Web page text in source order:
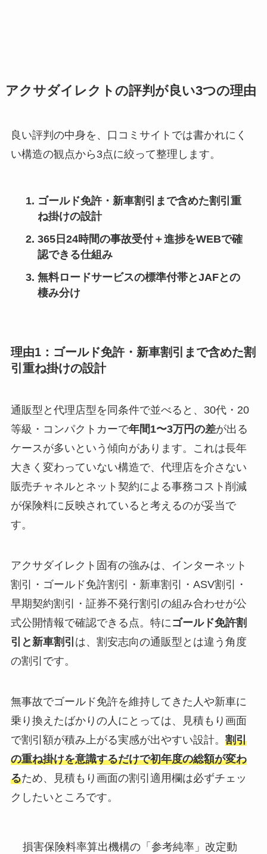
アクサダイレクトの評判が良い3つの理由
良い評判の中身を、口コミサイトでは書かれにく
い構造の観点から3点に絞って整理します。
ゴールド免許・新車割引まで含めた割引重
ね掛けの設計
365日24時間の事故受付＋進捗をWEBで確
認できる仕組み
無料ロードサービスの標準付帯とJAFとの
棲み分け
理由1：ゴールド免許・新車割引まで含めた割
引重ね掛けの設計
通販型と代理店型を同条件で並べると、30代・20
等級・コンパクトカーで年間1〜3万円の差が出る
ケースが多いという傾向があります。これは長年
大きく変わっていない構造で、代理店を介さない
販売チャネルとネット契約による事務コスト削減
が保険料に反映されていると考えるのが妥当で
す。
アクサダイレクト固有の強みは、インターネット
割引・ゴールド免許割引・新車割引・ASV割引・
早期契約割引・証券不発行割引の組み合わせが公
式公開情報で確認できる点。特に ゴールド免許割
引と新車割引 は、割安志向の通販型とは違う角度
の割引です。
無事故でゴールド免許を維持してきた人や新車に
乗り換えたばかりの人にとっては、見積もり画面
で割引額が積み上がる実感が出やすい設計。 割引
の重ね掛けを意識するだけで初年度の総額が変わ
るため、見積もり画面の割引適用欄は必ずチェッ
クしたいところです。
損害保険料率算出機構の「参考純率」改定動